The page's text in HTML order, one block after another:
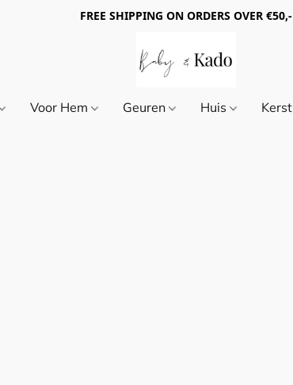
FREE SHIPPING ON ORDERS OVER €50,-
Voor Hem Geuren Huis Kerst